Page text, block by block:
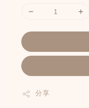
分享